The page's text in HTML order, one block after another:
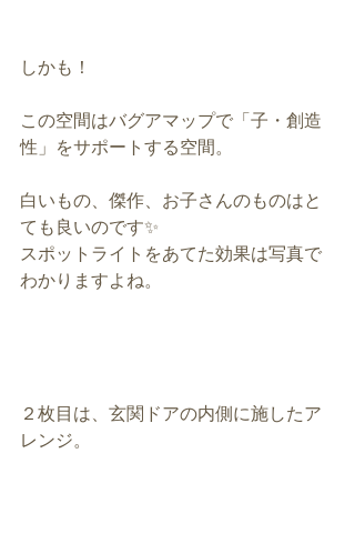
しかも！
この空間はバグアマップで「子・創造
性」をサポートする空間。
白いもの、傑作、お子さんのものはと
ても良いのです✨
スポットライトをあてた効果は写真で
わかりますよね。
２枚目は、玄関ドアの内側に施したア
レンジ。